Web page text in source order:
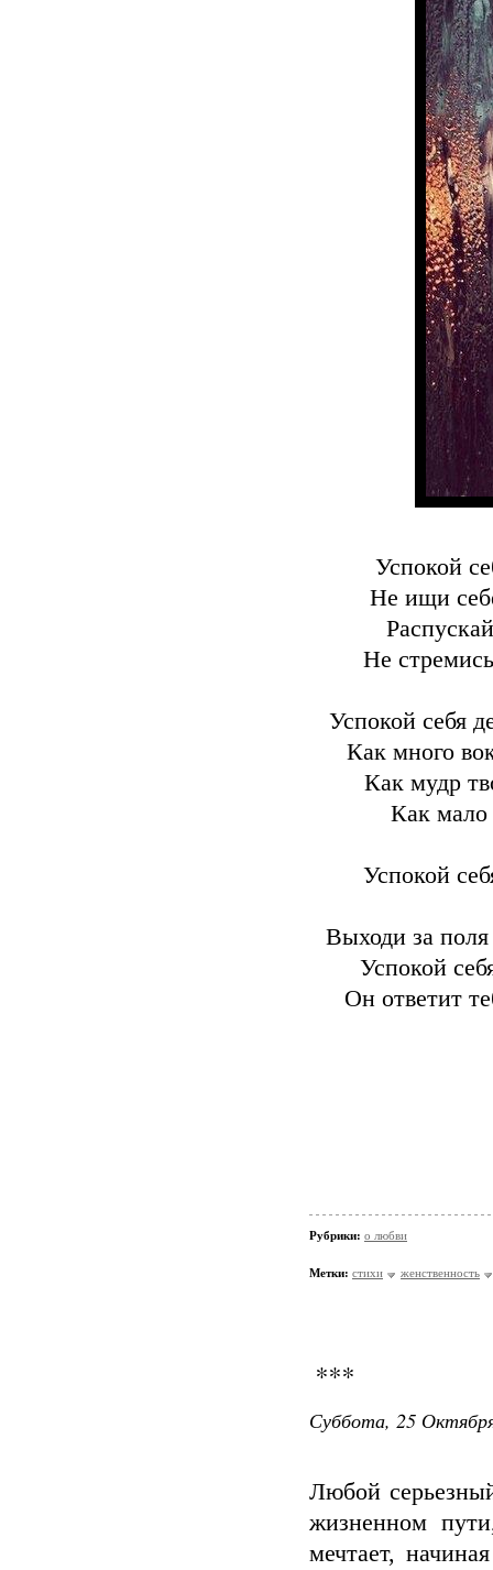
Успокой
Не ищи
Не
Успокой себя
Как много
Как мудр
Как мало
Успокой
Выходи за
Успокой
Он ответит
Рубрики: о любви
Метки: стихи женственность
***
Суббота, 25
Любой
жизненном
мечтает,